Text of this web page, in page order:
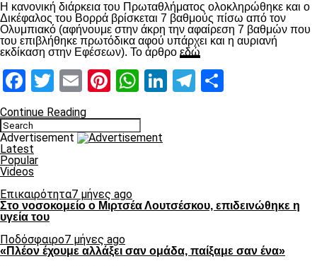
Η κανονική διάρκεια του Πρωταθλήματος ολοκληρώθηκε και ο
Δικέφαλος του Βορρά βρίσκεται 7 βαθμούς πίσω από τον
Ολυμπιακό (αφήνουμε στην άκρη την αφαίρεση 7 βαθμών που
του επιβλήθηκε πρωτόδικα αφού υπάρχει και η αυριανή
εκδίκαση στην Εφέσεων). Το άρθρο εδώ
Facebook
Twitter
EmailPinterest
WhatsApp
LinkedIn
Telegram
Continue Reading
Advertisement
Latest
Popular
Videos
Επικαιρότητα7 μήνες ago
Στο νοσοκομείο ο Μιρτσέα Λουτσέσκου, επιδεινώθηκε η
υγεία του
Ποδόσφαιρο7 μήνες ago
«Πλέον έχουμε αλλάξει σαν ομάδα, παίξαμε σαν ένα»